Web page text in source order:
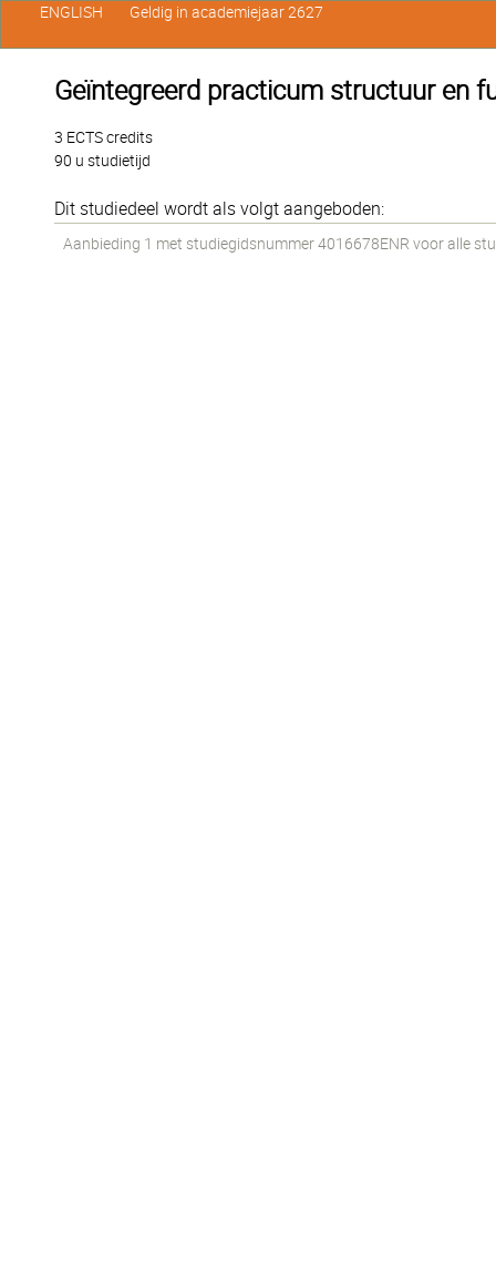
Geïntegreerd practicum structuur en
3 ECTS credits
90 u studietijd
Dit studiedeel wordt als volgt aangeboden:
Aanbieding 1 met studiegidsnummer 4016678ENR voor alle
ENGLISH Geldig in academiejaar 2627